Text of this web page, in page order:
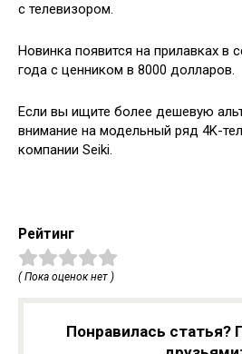
с телевизором.
Новинка появится на прилавках в
года с ценником в 8000 долларов.
Если вы ищите более дешевую
внимание на модельный ряд 4K-
компании Seiki.
Рейтинг
( Пока оценок нет )
Понравилась статья?